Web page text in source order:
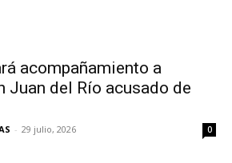
acompañamiento a
Juan del Río acusado de
- 29 julio, 2026 0